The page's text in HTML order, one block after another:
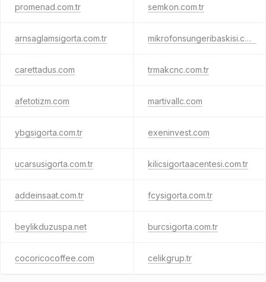
promenad.com.tr semkon.com.tr
arnsaglamsigorta.com.tr mikrofonsungeribaskisi.com
carettadus.com trmakcnc.com.tr
afetotizm.com martivallc.com
ybgsigorta.com.tr exeninvest.com
ucarsusigorta.com.tr kilicsigortaacentesi.com.tr
addeinsaat.com.tr fcysigorta.com.tr
beylikduzuspa.net burcsigorta.com.tr
cocoricocoffee.com celikgrup.tr